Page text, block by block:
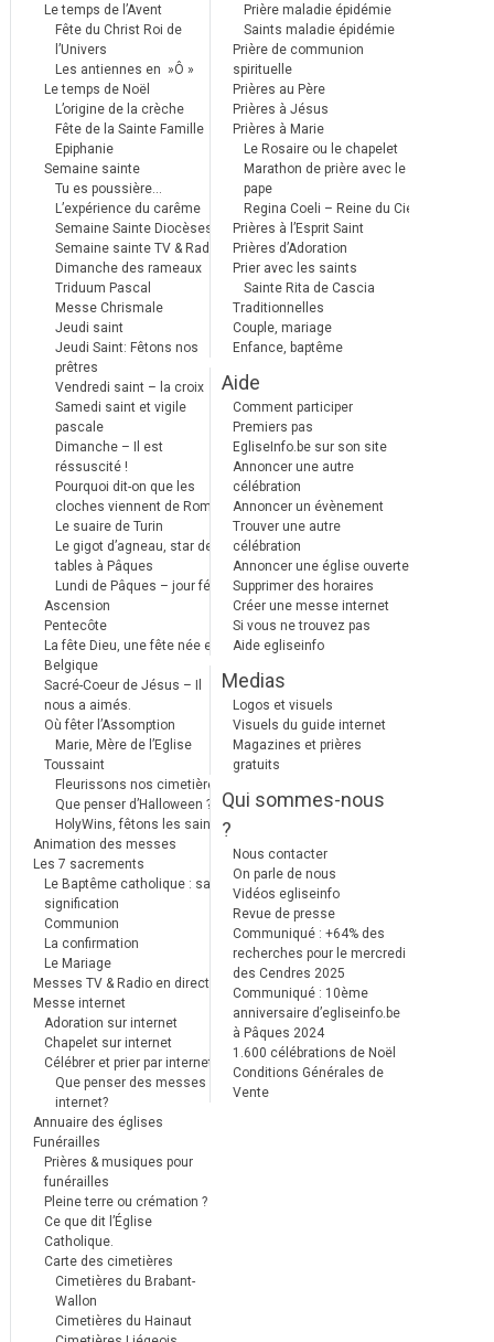
Le temps de l’Avent
Fête du Christ Roi de
l’Univers
Les antiennes en »Ô »
Le temps de Noël
L’origine de la crèche
Fête de la Sainte Famille
Epiphanie
Semaine sainte
Tu es poussière…
L’expérience du carême
Semaine Sainte Diocèses
Semaine sainte TV & Radio
Dimanche des rameaux
Triduum Pascal
Messe Chrismale
Jeudi saint
Jeudi Saint: Fêtons nos
prêtres
Vendredi saint – la croix
Samedi saint et vigile
pascale
Dimanche – Il est
réssuscité !
Pourquoi dit-on que les
cloches viennent de Rome ?
Le suaire de Turin
Le gigot d’agneau, star des
tables à Pâques
Lundi de Pâques – jour férié
Ascension
Pentecôte
La fête Dieu, une fête née en
Belgique
Sacré-Coeur de Jésus – Il
nous a aimés.
Où fêter l’Assomption
Marie, Mère de l’Eglise
Toussaint
Fleurissons nos cimetières
Que penser d’Halloween ?
HolyWins, fêtons les saints !
Animation des messes
Les 7 sacrements
Le Baptême catholique : sa
signification
Communion
La confirmation
Le Mariage
Messes TV & Radio en direct
Messe internet
Adoration sur internet
Chapelet sur internet
Célébrer et prier par internet
Que penser des messes
internet?
Annuaire des églises
Funérailles
Prières & musiques pour
funérailles
Pleine terre ou crémation ?
Ce que dit l’Église
Catholique.
Carte des cimetières
Cimetières du Brabant-
Wallon
Cimetières du Hainaut
Prière maladie épidémie
Saints maladie épidémie
Prière de communion
spirituelle
Prières au Père
Prières à Jésus
Prières à Marie
Le Rosaire ou le chapelet
Marathon de prière avec le
pape
Regina Coeli – Reine du Ciel
Prières à l’Esprit Saint
Prières d’Adoration
Prier avec les saints
Sainte Rita de Cascia
Traditionnelles
Couple, mariage
Enfance, baptême
Aide
Comment participer
Premiers pas
EgliseInfo.be sur son site
Annoncer une autre
célébration
Annoncer un évènement
Trouver une autre
célébration
Annoncer une église ouverte
Supprimer des horaires
Créer une messe internet
Si vous ne trouvez pas
Aide egliseinfo
Medias
Logos et visuels
Visuels du guide internet
Magazines et prières
gratuits
Qui sommes-nous
?
Nous contacter
On parle de nous
Vidéos egliseinfo
Revue de presse
Communiqué : +64% des
recherches pour le mercredi
des Cendres 2025
Communiqué : 10ème
anniversaire d’egliseinfo.be
à Pâques 2024
1.600 célébrations de Noël
Conditions Générales de
Vente